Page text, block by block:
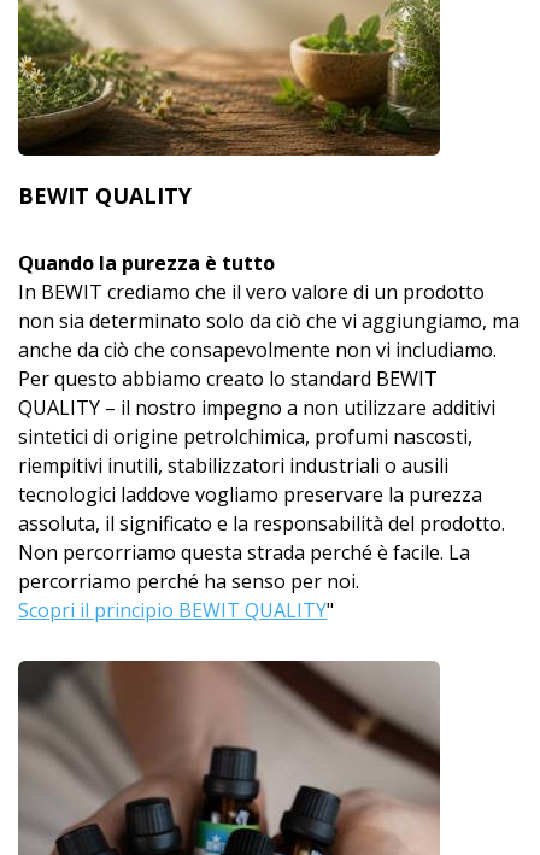
BEWIT QUALITY
Quando la purezza è tutto
In BEWIT crediamo che il vero valore di un prodotto
non sia determinato solo da ciò che vi aggiungiamo, ma
anche da ciò che consapevolmente non vi includiamo.
Per questo abbiamo creato lo standard BEWIT
QUALITY – il nostro impegno a non utilizzare additivi
sintetici di origine petrolchimica, profumi nascosti,
riempitivi inutili, stabilizzatori industriali o ausili
tecnologici laddove vogliamo preservare la purezza
assoluta, il significato e la responsabilità del prodotto.
Non percorriamo questa strada perché è facile. La
percorriamo perché ha senso per noi.
Scopri il principio BEWIT QUALITY"